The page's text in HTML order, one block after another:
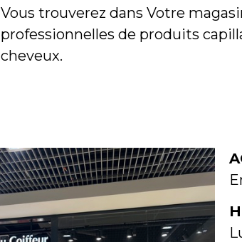
Vous trouverez dans Votre
professionnelles de produits
cheveux.